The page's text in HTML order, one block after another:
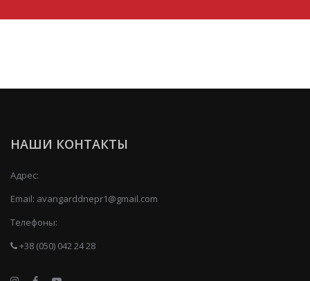
НАШИ КОНТАКТЫ
Адрес:
Email: avangarddnepr1@gmail.com
Телефоны:
+38 (050) 042 24 28